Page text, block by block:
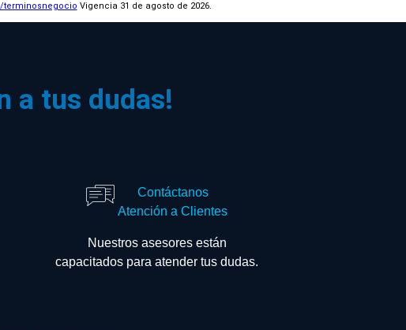
terminosnegocio Vigencia 31 de agosto de 2026.
a tus dudas!
Contáctanos
Atención a Clientes
Nuestros asesores están
capacitados para atender tus dudas.